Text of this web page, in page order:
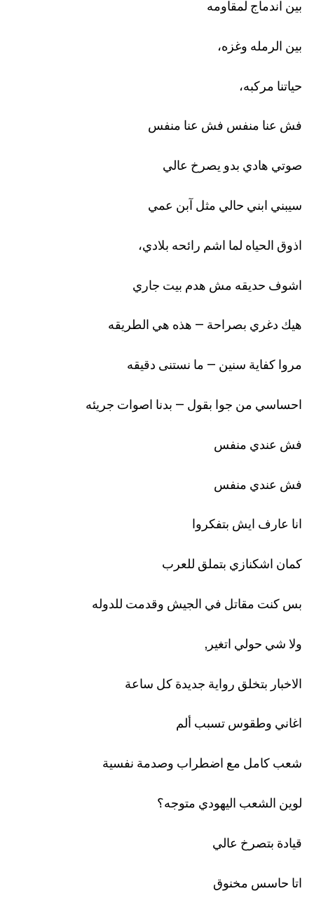
بين اندماج لمقاومه
بين الرمله وغزه،
حياتنا مركبه،
فش عنا منفس فش عنا منفس
صوتي هادي بدو يصرخ عالي
سيبني ابني حالي مثل آبن عمي
اذوق الحياه لما اشم رائحه بلادي،
اشوف حديقه مش هدم بيت جاري
هيك دغري بصراحة – هذه هي الطريقه
مروا كفاية سنين – ما نستنى دقيقه
احساسي من جوا بقول – بدنا اصوات جريئه
فش عندي منفس
فش عندي منفس